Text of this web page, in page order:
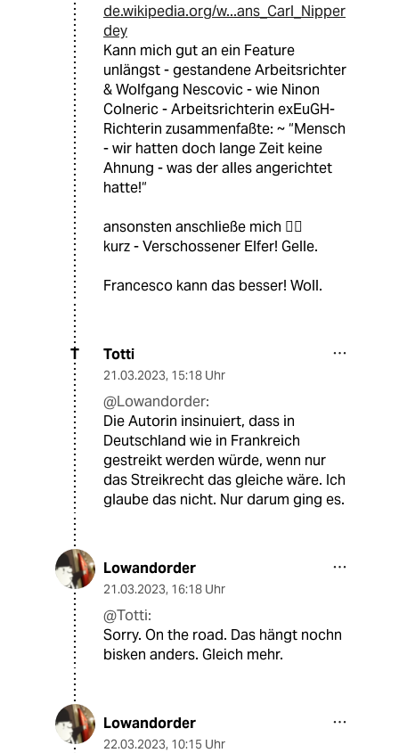
de.wikipedia.org/w...ans_Carl_Nipper
dey
Kann mich gut an ein Feature
unlängst - gestandene Arbeitsrichter
& Wolfgang Nescovic - wie Ninon
Colneric - Arbeitsrichterin exEuGH-
Richterin zusammenfaßte: ~ “Mensch
- wir hatten doch lange Zeit keine
Ahnung - was der alles angerichtet
hatte!“
ansonsten anschließe mich 🏴‍☠️
kurz - Verschossener Elfer! Gelle.
Francesco kann das besser! Woll.
T Totti
21.03.2023, 15:18 Uhr
@Lowandorder:
Die Autorin insinuiert, dass in
Deutschland wie in Frankreich
gestreikt werden würde, wenn nur
das Streikrecht das gleiche wäre. Ich
glaube das nicht. Nur darum ging es.
Lowandorder
21.03.2023, 16:18 Uhr
@Totti:
Sorry. On the road. Das hängt nochn
bisken anders. Gleich mehr.
Lowandorder
22.03.2023, 10:15 Uhr